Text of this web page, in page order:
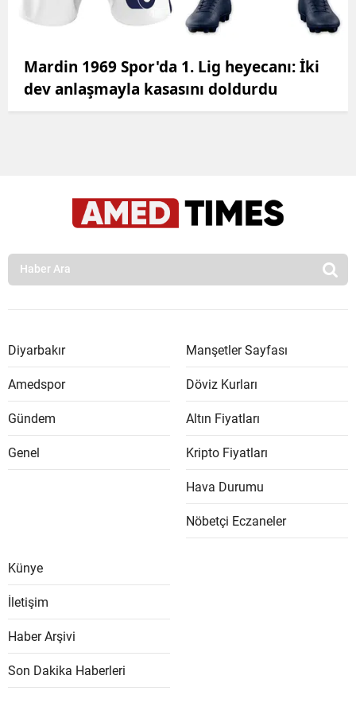
Mardin 1969 Spor'da 1. Lig heyecanı: İki
dev anlaşmayla kasasını doldurdu
Diyarbakır
Amedspor
Gündem
Genel
Manşetler Sayfası
Döviz Kurları
Altın Fiyatları
Kripto Fiyatları
Hava Durumu
Nöbetçi Eczaneler
Künye
İletişim
Haber Arşivi
Son Dakika Haberleri